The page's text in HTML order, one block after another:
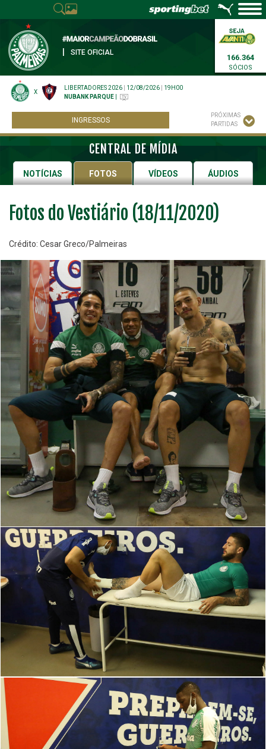
SITE OFICIAL
166.364
SÓCIOS
X
LIBERTADORES 2026 12/08/2026
19H00
NUBANK PARQUE
INGRESSOS
PRÓXIMAS
PARTIDAS
CENTRAL DE MÍDIA
NOTÍCIAS FOTOS VÍDEOS ÁUDIOS
Fotos do Vestiário (18/11/2020)
Crédito: Cesar Greco/Palmeiras